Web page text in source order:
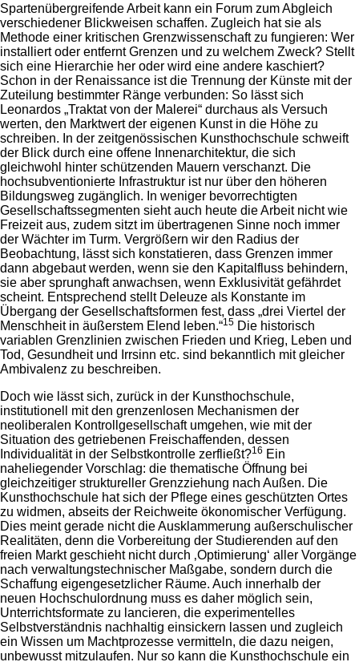
Spartenübergreifende Arbeit kann ein Forum zum Abgleich
verschiedener Blickweisen schaffen. Zugleich hat sie als
Methode einer kritischen Grenzwissenschaft zu fungieren: Wer
installiert oder entfernt Grenzen und zu welchem Zweck? Stellt
sich eine Hierarchie her oder wird eine andere kaschiert?
Schon in der Renaissance ist die Trennung der Künste mit der
Zuteilung bestimmter Ränge verbunden: So lässt sich
Leonardos „Traktat von der Malerei“ durchaus als Versuch
werten, den Marktwert der eigenen Kunst in die Höhe zu
schreiben. In der zeitgenössischen Kunsthochschule schweift
der Blick durch eine offene Innenarchitektur, die sich
gleichwohl hinter schützenden Mauern verschanzt. Die
hochsubventionierte Infrastruktur ist nur über den höheren
Bildungsweg zugänglich. In weniger bevorrechtigten
Gesellschaftssegmenten sieht auch heute die Arbeit nicht wie
Freizeit aus, zudem sitzt im übertragenen Sinne noch immer
der Wächter im Turm. Vergrößern wir den Radius der
Beobachtung, lässt sich konstatieren, dass Grenzen immer
dann abgebaut werden, wenn sie den Kapitalfluss behindern,
sie aber sprunghaft anwachsen, wenn Exklusivität gefährdet
scheint. Entsprechend stellt Deleuze als Konstante im
Übergang der Gesellschaftsformen fest, dass „drei Viertel der
Menschheit in äußerstem Elend leben.“15 Die historisch
variablen Grenzlinien zwischen Frieden und Krieg, Leben und
Tod, Gesundheit und Irrsinn etc. sind bekanntlich mit gleicher
Ambivalenz zu beschreiben.
Doch wie lässt sich, zurück in der Kunsthochschule,
institutionell mit den grenzenlosen Mechanismen der
neoliberalen Kontrollgesellschaft umgehen, wie mit der
Situation des getriebenen Freischaffenden, dessen
Individualität in der Selbstkontrolle zerfließt?16 Ein
naheliegender Vorschlag: die thematische Öffnung bei
gleichzeitiger struktureller Grenzziehung nach Außen. Die
Kunsthochschule hat sich der Pflege eines geschützten Ortes
zu widmen, abseits der Reichweite ökonomischer Verfügung.
Dies meint gerade nicht die Ausklammerung außerschulischer
Realitäten, denn die Vorbereitung der Studierenden auf den
freien Markt geschieht nicht durch ‚Optimierung‘ aller Vorgänge
nach verwaltungstechnischer Maßgabe, sondern durch die
Schaffung eigengesetzlicher Räume. Auch innerhalb der
neuen Hochschulordnung muss es daher möglich sein,
Unterrichtsformate zu lancieren, die experimentelles
Selbstverständnis nachhaltig einsickern lassen und zugleich
ein Wissen um Machtprozesse vermitteln, die dazu neigen,
unbewusst mitzulaufen. Nur so kann die Kunsthochschule ein